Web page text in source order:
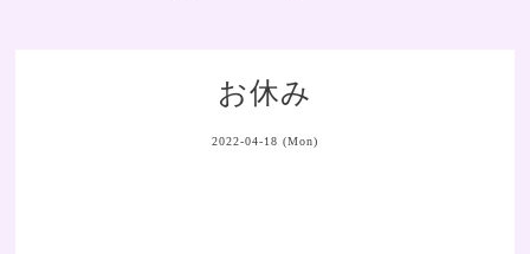
お休み
2022-04-18 (Mon)